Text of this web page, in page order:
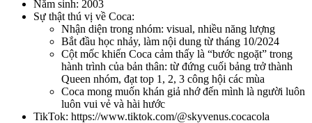
Năm sinh: 2003
Sự thật thú vị về Coca:
Nhận diện trong nhóm: visual, nhiều năng lượng
Bắt đầu học nhảy, làm nội dung từ tháng 10/2024
Cột mốc khiến Coca cảm thấy là “bước ngoặt” trong
hành trình của bản thân: từ đứng cuối bảng trở thành
Queen nhóm, đạt top 1, 2, 3 công hội các mùa
Coca mong muốn khán giả nhớ đến mình là người luôn
luôn vui vẻ và hài hước
TikTok: https://www.tiktok.com/@skyvenus.cocacola